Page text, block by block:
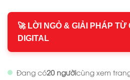
🚀 LỜI NGỎ & GIẢI PHÁP TỪ
DIGITAL
Đang có20 ngườicùng xem